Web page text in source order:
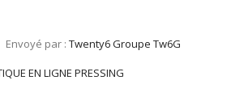
Envoyé par : Twenty6 Groupe Tw6G
EN LIGNE PRESSING